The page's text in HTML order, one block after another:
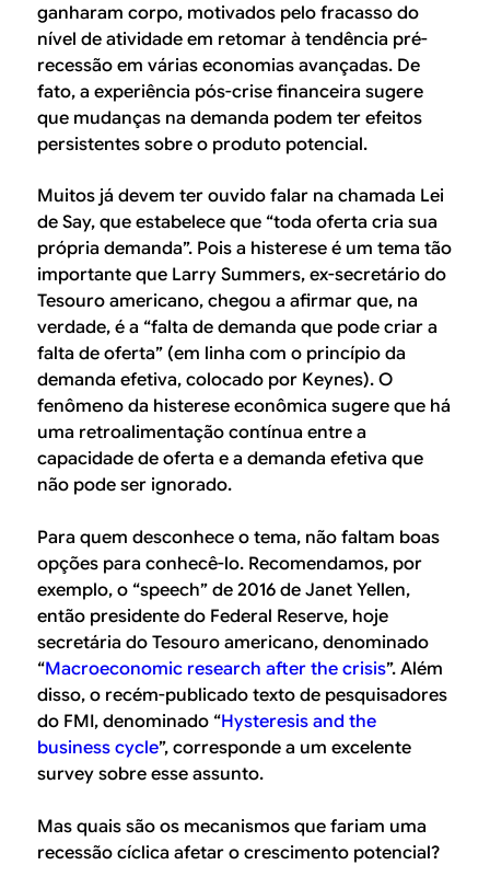
ganharam corpo, motivados pelo fracasso do
nível de atividade em retomar à tendência pré-
recessão em várias economias avançadas. De
fato, a experiência pós-crise financeira sugere
que mudanças na demanda podem ter efeitos
persistentes sobre o produto potencial.
Muitos já devem ter ouvido falar na chamada Lei
de Say, que estabelece que “toda oferta cria sua
própria demanda”. Pois a histerese é um tema tão
importante que Larry Summers, ex-secretário do
Tesouro americano, chegou a afirmar que, na
verdade, é a “falta de demanda que pode criar a
falta de oferta” (em linha com o princípio da
demanda efetiva, colocado por Keynes). O
fenômeno da histerese econômica sugere que há
uma retroalimentação contínua entre a
capacidade de oferta e a demanda efetiva que
não pode ser ignorado.
Para quem desconhece o tema, não faltam boas
opções para conhecê-lo. Recomendamos, por
exemplo, o “speech” de 2016 de Janet Yellen,
então presidente do Federal Reserve, hoje
secretária do Tesouro americano, denominado
“Macroeconomic research after the crisis”. Além
disso, o recém-publicado texto de pesquisadores
do FMI, denominado “Hysteresis and the
business cycle”, corresponde a um excelente
survey sobre esse assunto.
Mas quais são os mecanismos que fariam uma
recessão cíclica afetar o crescimento potencial?